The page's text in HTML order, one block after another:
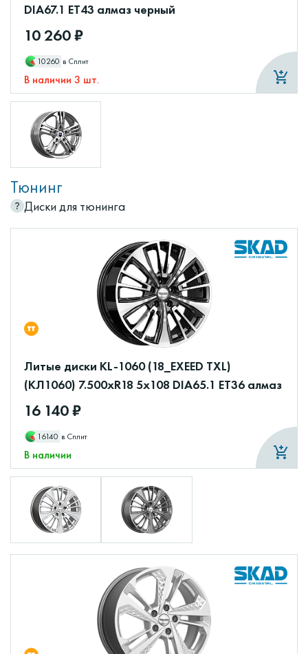
DIA67.1 ET43 алмаз черный
10 260 ₽
10260 в Сплит
В наличии 3 шт.
Тюнинг
Диски для тюнинга
Литые диски KL-1060 (18_EXEED TXL)
(КЛ1060) 7.500xR18 5x108 DIA65.1 ET36 алмаз
16 140 ₽
16140 в Сплит
В наличии